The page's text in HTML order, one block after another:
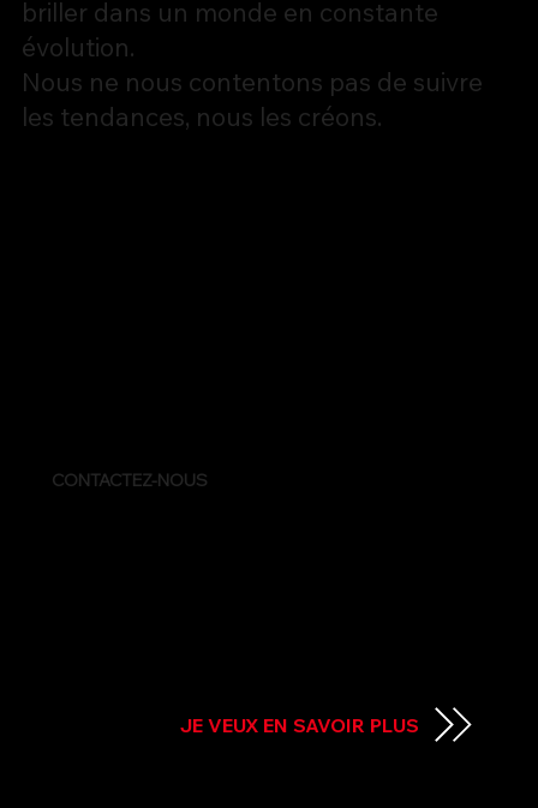
briller dans un monde en constante
évolution.
Nous ne nous contentons pas de suivre
les tendances, nous les créons.
CONTACTEZ-NOUS
JE VEUX EN SAVOIR PLUS